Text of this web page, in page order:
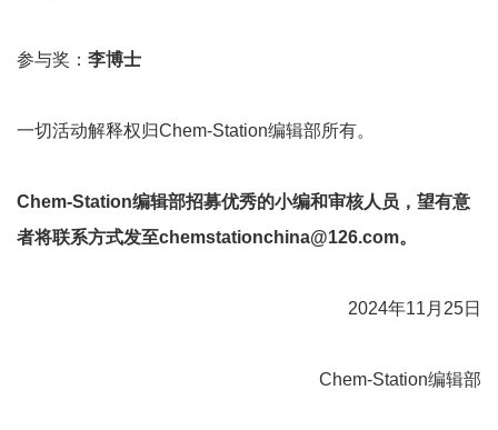
参与奖： 李博士
一切活动解释权归Chem-Station编辑部所有。
Chem-Station编辑部招募优秀的小编和审核人员，望有意
者将联系方式发至chemstationchina@126.com。
2024年11月25日
Chem-Station编辑部